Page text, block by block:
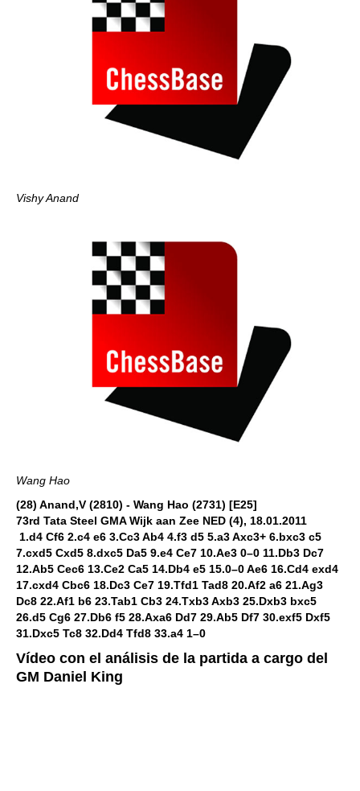
Vishy Anand
Wang Hao
(28) Anand,V (2810) - Wang Hao (2731) [E25]
73rd Tata Steel GMA Wijk aan Zee NED (4), 18.01.2011
1.d4 Cf6 2.c4 e6 3.Cc3 Ab4 4.f3 d5 5.a3 Axc3+ 6.bxc3 c5
7.cxd5 Cxd5 8.dxc5 Da5 9.e4 Ce7 10.Ae3 0–0 11.Db3 Dc7
12.Ab5 Cec6 13.Ce2 Ca5 14.Db4 e5 15.0–0 Ae6 16.Cd4 exd4
17.cxd4 Cbc6 18.Dc3 Ce7 19.Tfd1 Tad8 20.Af2 a6 21.Ag3
Dc8 22.Af1 b6 23.Tab1 Cb3 24.Txb3 Axb3 25.Dxb3 bxc5
26.d5 Cg6 27.Db6 f5 28.Axa6 Dd7 29.Ab5 Df7 30.exf5 Dxf5
31.Dxc5 Tc8 32.Dd4 Tfd8 33.a4 1–0
Vídeo con el análisis de la partida a cargo del
GM Daniel King